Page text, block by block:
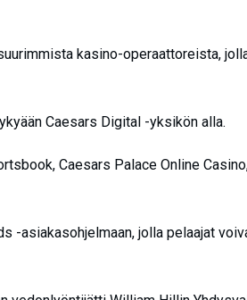
kasino-operaattoreista,
Caesars Digital -yksikön alla.
Caesars Palace Online
-asiakasohjelmaan, jolla pelaajat